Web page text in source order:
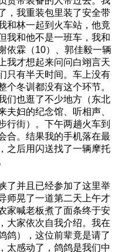
，我重装包里装了安全带
和林一起到火车站，他竟
我和他不是一班车，我和
依霖（10）、郭佳毅一辆
我才想起来问问白翊言天
只有半天时间。车上没有
个冬训都没有这个环节。
们也逛了不少地方（东北
夫妇的纪念馆、听相声、
行街）。下午两趟火车到
合。结果我的手机落在最
之后用闪送找了一辆摩托
了并且已经参加了这里举
师晃了一道第二天上午才
家喊老板煮了面条终于安
大家依次自我介绍。我在
鸽），这位前辈竟是请了
太感动了，鸽鸽是我们中